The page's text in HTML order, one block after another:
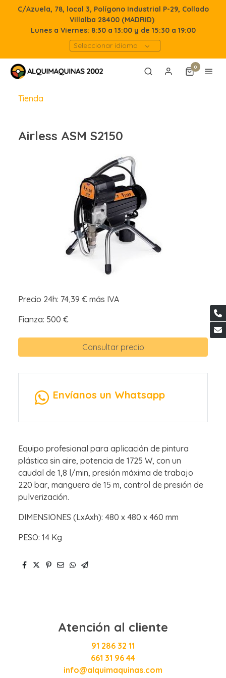
C/Azuela, 78, local 3, Polígono Industrial P-29, Collado
Villalba 28400 (MADRID)
Lunes a Viernes: 8:30 a 13:00 y de 15:30 a 19:00
Seleccionar idioma
0
Tienda
Airless ASM S2150
Precio 24h: 74,39 € más IVA
Fianza: 500 €
Consultar precio
Envíanos un Whatsapp
Equipo profesional para aplicación de pintura
plástica sin aire, potencia de 1725 W, con un
caudal de 1,8 l/min, presión máxima de trabajo
220 bar, manguera de 15 m, control de presión de
pulverización.
DIMENSIONES (LxAxh): 480 x 480 x 460 mm
PESO: 14 Kg
Atención al cliente
91 286 32 11
661 31 96 44
info@alquimaquinas.com